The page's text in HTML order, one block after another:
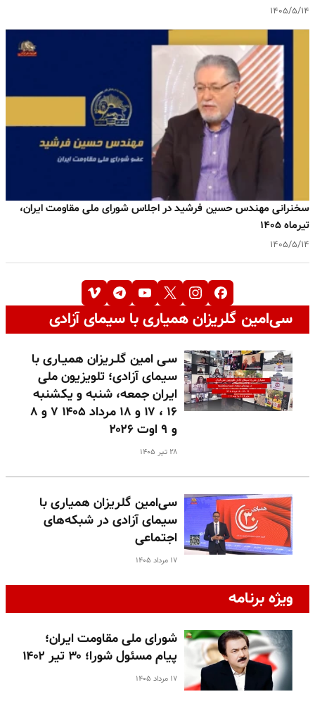
۱۴۰۵/۵/۱۴
سخنرانی مهندس حسین فرشید در اجلاس شورای ملی مقاومت ایران،
تیرماه ۱۴۰۵
۱۴۰۵/۵/۱۴
سی‌امین گلریزان همیاری با سیمای آزادی
سـی امین گلـریزان همیـاری با
سیمای آزادی؛ تلویزیون ملی
ایران جمعه، شنبه و یکشنبه
۱۶ ، ۱۷ و ۱۸ مرداد ۱۴۰۵ ۷ و ۸
و ۹ اوت ۲۰۲۶
۲۸ تیر ۱۴۰۵
سی‌امین گلریزان همیاری با
سیمای آزادی در شبکه‌های
اجتماعی
۱۷ مرداد ۱۴۰۵
ویژه برنامه
شورای ملی مقاومت ایران؛
پیام مسئول شورا؛ ۳۰ تیر ۱۴۰۲
۱۷ مرداد ۱۴۰۵